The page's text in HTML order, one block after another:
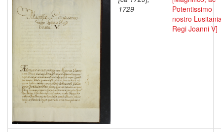
1729
Potentissimo
nostro
Regi Joanni V]